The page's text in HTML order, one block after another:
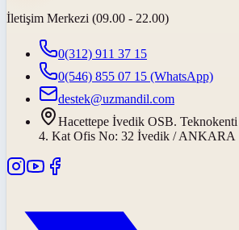
İletişim Merkezi (09.00 - 22.00)
0(312) 911 37 15
0(546) 855 07 15 (WhatsApp)
destek@uzmandil.com
Hacettepe İvedik OSB.
4. Kat Ofis No: 32 İvedik / ANKARA